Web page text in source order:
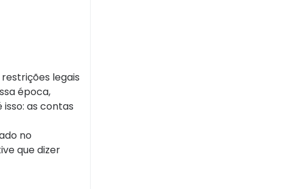
legais
época,
as contas
no
que dizer